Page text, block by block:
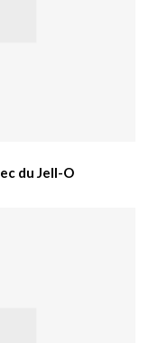
du Jell-O